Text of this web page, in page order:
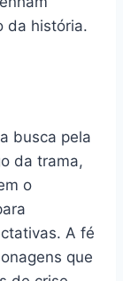
da história.
busca pela
da trama,
o
A fé
que